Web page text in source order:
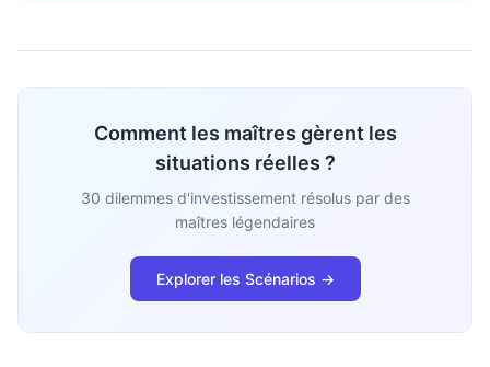
Comment les maîtres gèrent les
situations réelles ?
30 dilemmes d'investissement résolus par des
maîtres légendaires
Explorer les Scénarios →